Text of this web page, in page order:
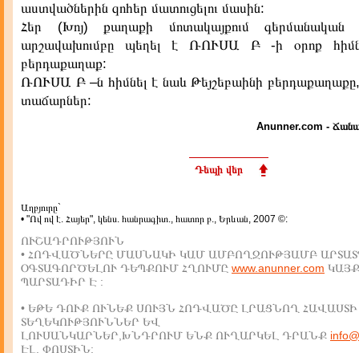
աստվածներին զոհեր մատուցելու մասին:
Հեր (Խոյ) քաղաքի մոտակայքում գերմանական
արշավախումբը պեղել է ՌՈՒՍԱ Բ -ի օրոք
բերդաքաղաք:
ՌՈՒՍԱ Բ –ն հիմնել է նաև Թեյշեբաինի բերդաքաղաքը,
տաճարներ:
Anunner.com -
Դեպի վեր
Աղբյուրը`
• "Ով ով է. Հայեր", կենս. հանրագիտ., հատոր բ., Երևան, 2007 ©:
ՈՒՇԱԴՐՈՒԹՅՈՒՆ
• ՀՈԴՎԱԾՆԵՐԸ ՄԱՍՆԱԿԻ ԿԱՄ ԱՄԲՈՂՋՈՒԹՅԱՄԲ
ՕԳՏԱԳՈՐԾԵԼՈՒ ԴԵՊՔՈՒՄ ՀՂՈՒՄԸ www.anunner.com
ՊԱՐՏԱԴԻՐ Է :
• ԵԹԵ ԴՈՒՔ ՈՒՆԵՔ ՍՈՒՅՆ ՀՈԴՎԱԾԸ ԼՐԱՑՆՈՂ ՀԱՎԱՍՏԻ
ՏԵՂԵԿՈՒԹՅՈՒՆՆԵՐ ԵՎ
ԼՈՒՍԱՆԿԱՐՆԵՐ,ԽՆԴՐՈՒՄ ԵՆՔ ՈՒՂԱՐԿԵԼ ԴՐԱՆՔ
ԷԼ. ՓՈՍՏԻՆ: